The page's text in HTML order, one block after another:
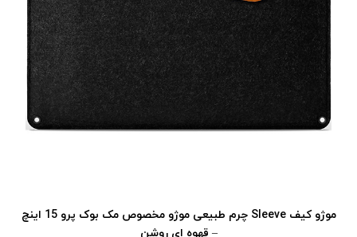
موژو کیف Sleeve چرم طبیعی موژو مخصوص مک بوک پرو 15 اینچ
– قهوه ای روشن